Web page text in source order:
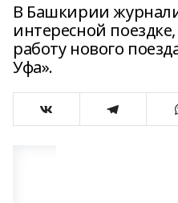
В Башкирии
интересной
работу нового
Уфа».